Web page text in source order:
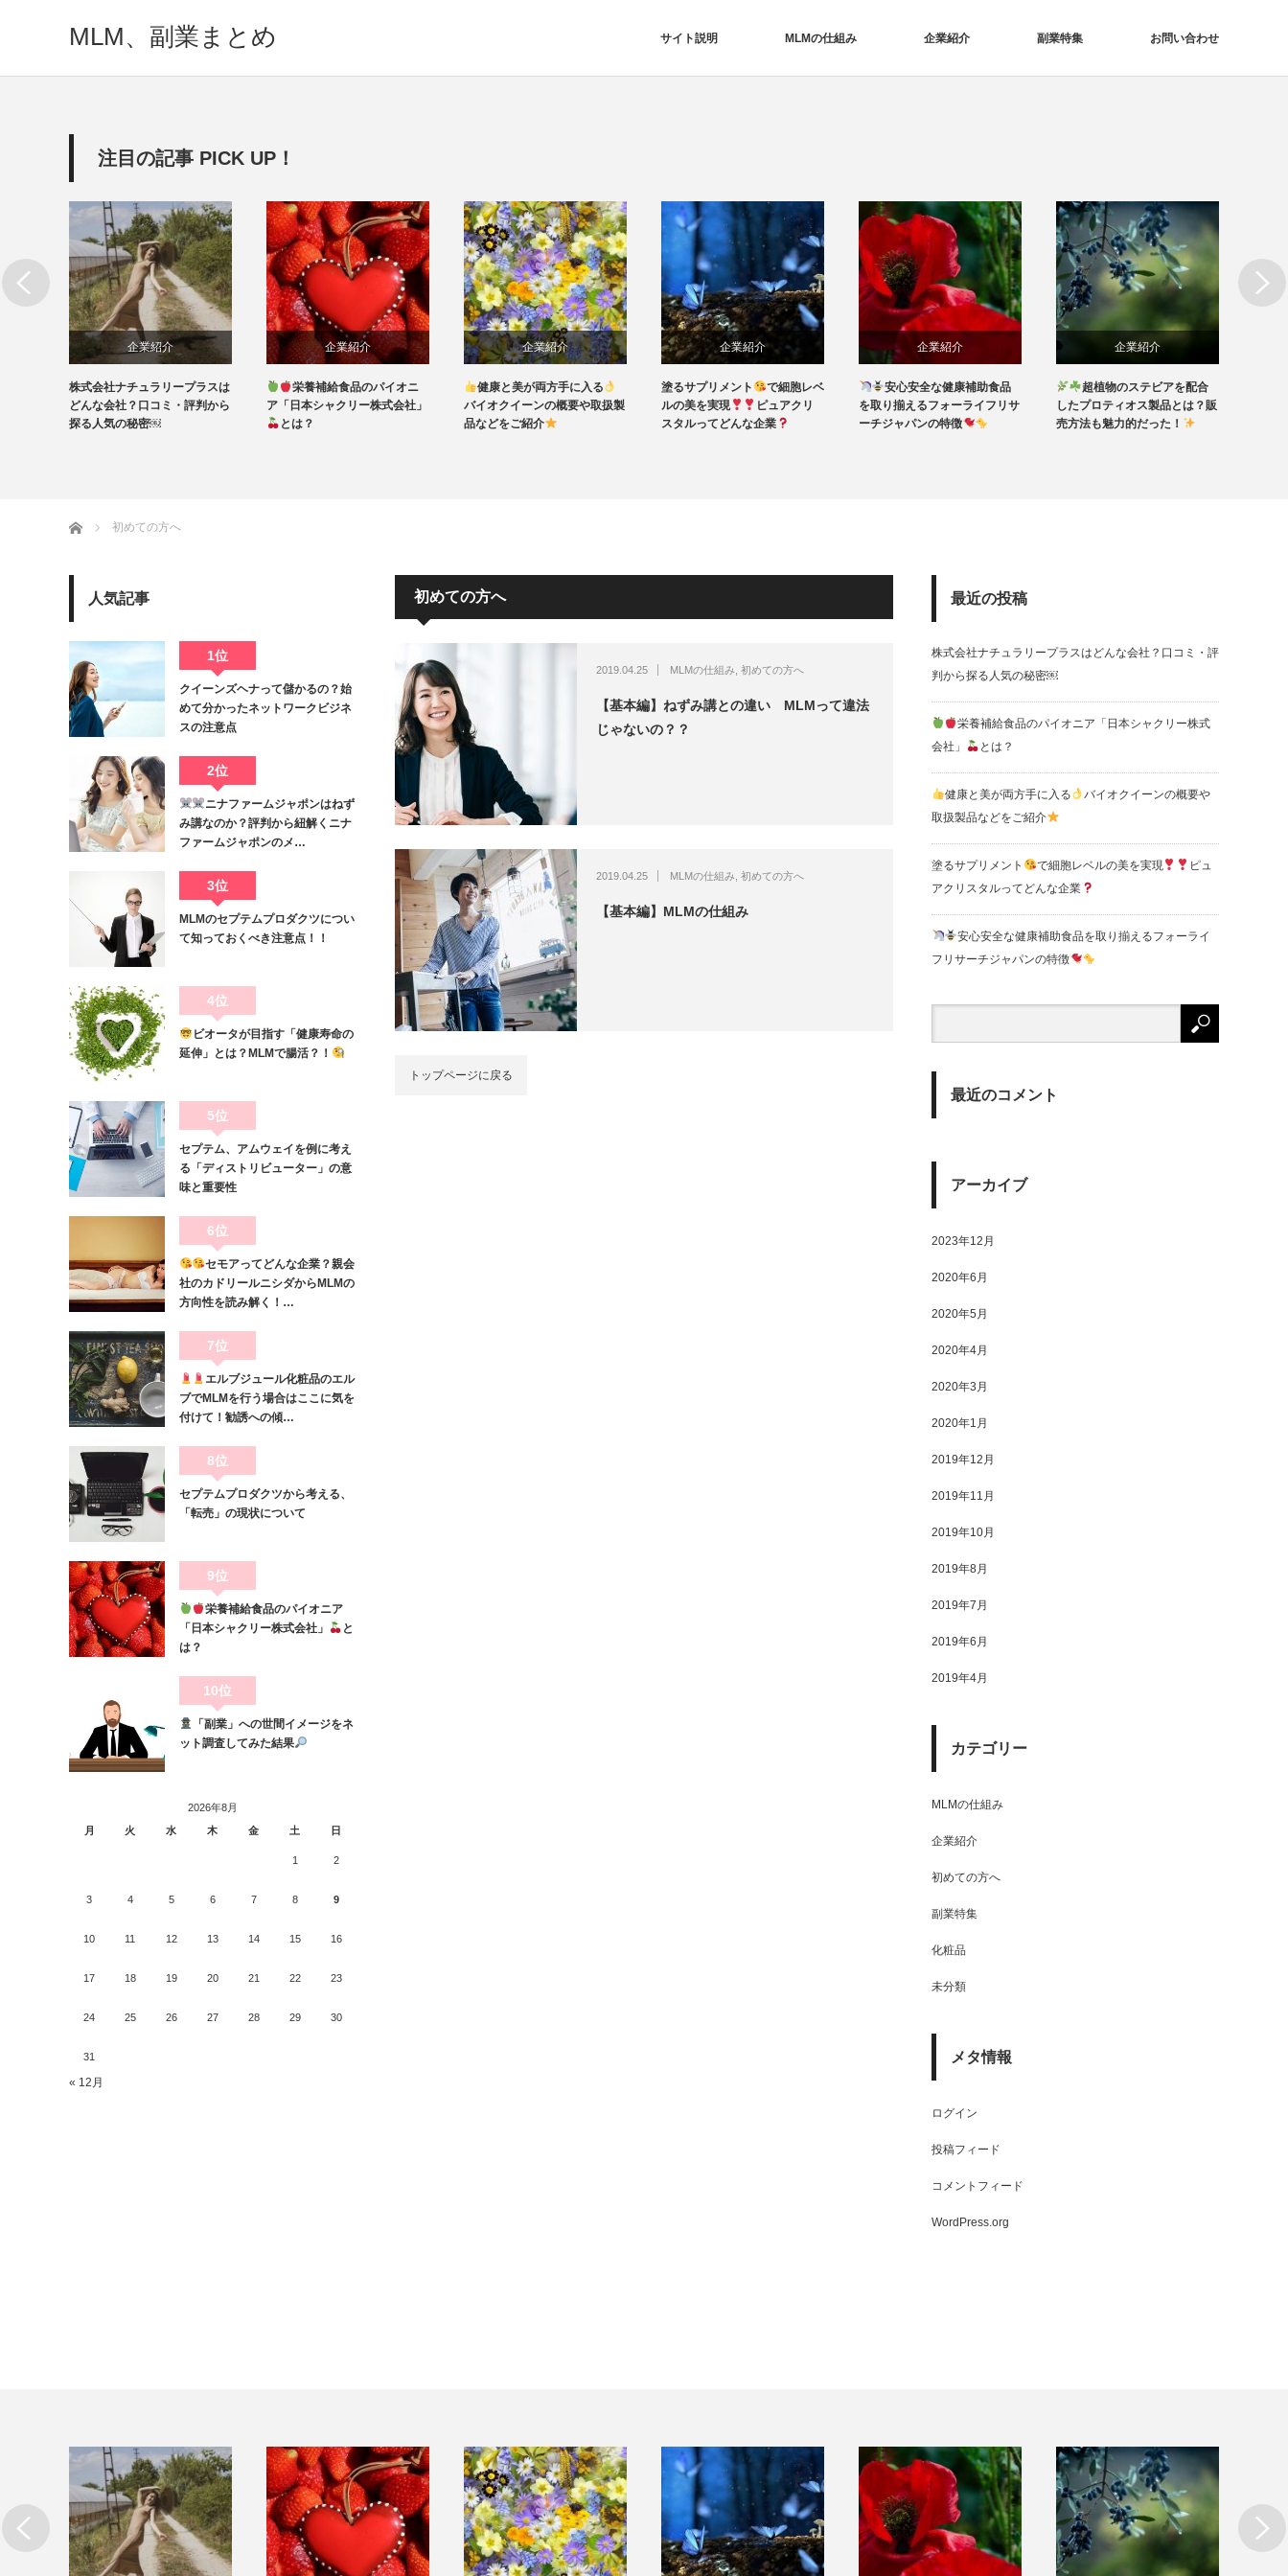
MLM、副業まとめ サイト説明 MLMの仕組み 企業紹介 副業特集 お問い合わせ
注目の記事 PICK UP！
ラリープラスは
コミ・評判から
企業紹介
栄養補給食品のパイオニ
ア「日本シャクリー株式会社」
とは？
企業紹介
健康と美が両方手に入る
バイオクイーンの概要や取扱製
企業紹介
塗るサプリメント
で細胞レベ
ルの美を実現
ピュアクリ
スタルってどんな企業
企業紹介
安心安全な健康補助食品
を取り揃えるフォーライフリサ
ーチジャパンの特徴
超植物のステビアを配合
したプロティオス製品とは？販
売方法も魅力的だった！
輝くほどの美をあなたの手に
も！ベガ化粧品の素晴らしさと
魅力
Next
ホーム 初めての方へ
初めての方へ
2019.04.25 MLMの仕組み 初めての方へ
【基本編】ねずみ講との違い MLMって違法
じゃないの？？
2019.04.25 MLMの仕組み 初めての方へ
【基本編】MLMの仕組み
トップページに戻る
人気記事
1位
クイーンズヘナって儲かるの？始
めて分かったネットワークビジネ
スの注意点
2位
ニナファームジャポンはねず
み講なのか？評判から紐解くニナ
ファームジャポンのメ…
3位
MLMのセプテムプロダクツについ
て知っておくべき注意点！！
4位
ビオータが目指す「健康寿命の
延伸」とは？MLMで腸活？！
5位
セプテム、アムウェイを例に考え
る「ディストリビューター」の意
味と重要性
6位
セモアってどんな企業？親会
社のカドリールニシダからMLMの
方向性を読み解く！…
7位
エルブジュール化粧品のエル
ブでMLMを行う場合はここに気を
付けて！勧誘への傾…
8位
セプテムプロダクツから考える、
「転売」の現状について
9位
栄養補給食品のパイオニア
「日本シャクリー株式会社」
と
は？
10位
「副業」への世間イメージをネ
ット調査してみた結果
2026年8月
月
火 水 木 金 土 日
1 2
3 4 5 6 7 8 9
10 11 12 13 14 15 16
17 18 19 20 21 22 23
24 25 26 27 28 29 30
31
« 12月
最近の投稿
株式会社ナチュラリープラスはどんな会社？口コミ・評
判から探る人気の秘密￼
栄養補給食品のパイオニア「日本シャクリー株式
会社」
とは？
健康と美が両方手に入る
バイオクイーンの概要や
取扱製品などをご紹介
塗るサプリメント で細胞レベルの美を実現
ピュ
アクリスタルってどんな企業
安心安全な健康補助食品を取り揃えるフォーライ
フリサーチジャパンの特徴
最近のコメント
アーカイブ
2023年12月
2020年6月
2020年5月
2020年4月
2020年3月
2020年1月
2019年12月
2019年11月
2019年10月
2019年8月
2019年7月
2019年6月
2019年4月
カテゴリー
MLMの仕組み
企業紹介
初めての方へ
副業特集
化粧品
未分類
メタ情報
ログイン
投稿フィード
コメントフィード
WordPress.org
Next